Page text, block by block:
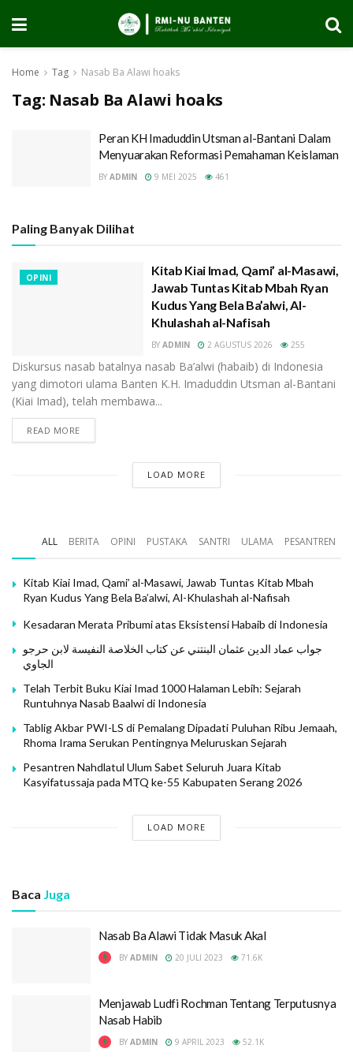
Home Tag Nasab Ba Alawi hoaks
Tag: Nasab Ba Alawi hoaks
Peran KH Imaduddin Utsman al-Bantani Dalam
Menyuarakan Reformasi Pemahaman Keislaman
BY ADMIN 9 MEI 2025 461
Paling Banyak Dilihat
OPINI
Kitab Kiai Imad, Qami’ al-Masawi,
Jawab Tuntas Kitab Mbah Ryan
Kudus Yang Bela Ba’alwi, Al-
Khulashah al-Nafisah
BY ADMIN 2 AGUSTUS 2026 255
Diskursus nasab batalnya nasab Ba’alwi (habaib) di Indonesia
yang dimotori ulama Banten K.H. Imaduddin Utsman al-Bantani
(Kiai Imad), telah membawa...
READ MORE
LOAD MORE
ALL BERITA OPINI PUSTAKA SANTRI ULAMA PESANTREN
Kitab Kiai Imad, Qami’ al-Masawi, Jawab Tuntas Kitab Mbah
Ryan Kudus Yang Bela Ba’alwi, Al-Khulashah al-Nafisah
Kesadaran Merata Pribumi atas Eksistensi Habaib di Indonesia
جواب عماد الدين عثمان البنتني عن كتاب الخلاصة النفيسة لابن حرجو
الجاوي
Telah Terbit Buku Kiai Imad 1000 Halaman Lebih: Sejarah
Runtuhnya Nasab Baalwi di Indonesia
Tablig Akbar PWI-LS di Pemalang Dipadati Puluhan Ribu Jemaah,
Rhoma Irama Serukan Pentingnya Meluruskan Sejarah
Pesantren Nahdlatul Ulum Sabet Seluruh Juara Kitab
Kasyifatussaja pada MTQ ke-55 Kabupaten Serang 2026
LOAD MORE
Baca Juga
Nasab Ba Alawi Tidak Masuk Akal
BY ADMIN 20 JULI 2023 71.6K
Menjawab Ludfi Rochman Tentang Terputusnya
Nasab Habib
BY ADMIN 9 APRIL 2023 52.1K